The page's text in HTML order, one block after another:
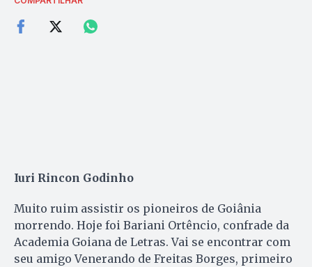
Iuri Rincon Godinho
Muito ruim assistir os pioneiros de Goiânia
morrendo. Hoje foi Bariani Ortêncio, confrade da
Academia Goiana de Letras. Vai se encontrar com
seu amigo Venerando de Freitas Borges, primeiro